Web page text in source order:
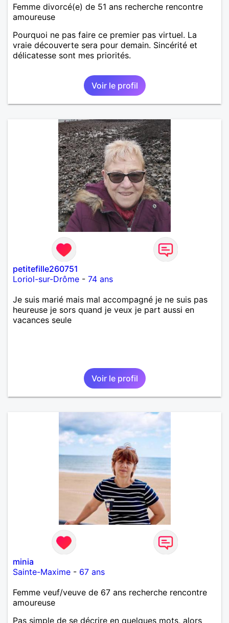
Femme divorcé(e) de 51 ans recherche rencontre
amoureuse
Pourquoi ne pas faire ce premier pas virtuel. La
vraie découverte sera pour demain. Sincérité et
délicatesse sont mes priorités.
Voir le profil
petitefille260751
Loriol-sur-Drôme - 74 ans
Je suis marié mais mal accompagné je ne suis pas
heureuse je sors quand je veux je part aussi en
vacances seule
Voir le profil
minia
Sainte-Maxime - 67 ans
Femme veuf/veuve de 67 ans recherche rencontre
amoureuse
Pas simple de se décrire en quelques mots, alors